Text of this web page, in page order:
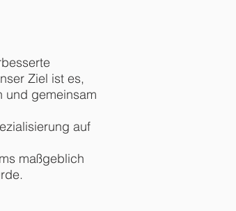
Ziel ist es,
und gemeinsam
auf
maßgeblich